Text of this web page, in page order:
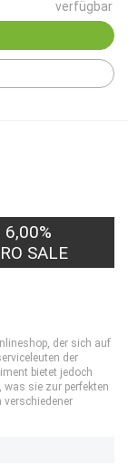
verfügbar
6,00%
SALE
der sich auf
der
bietet jedoch
sie zur perfekten
verschiedener